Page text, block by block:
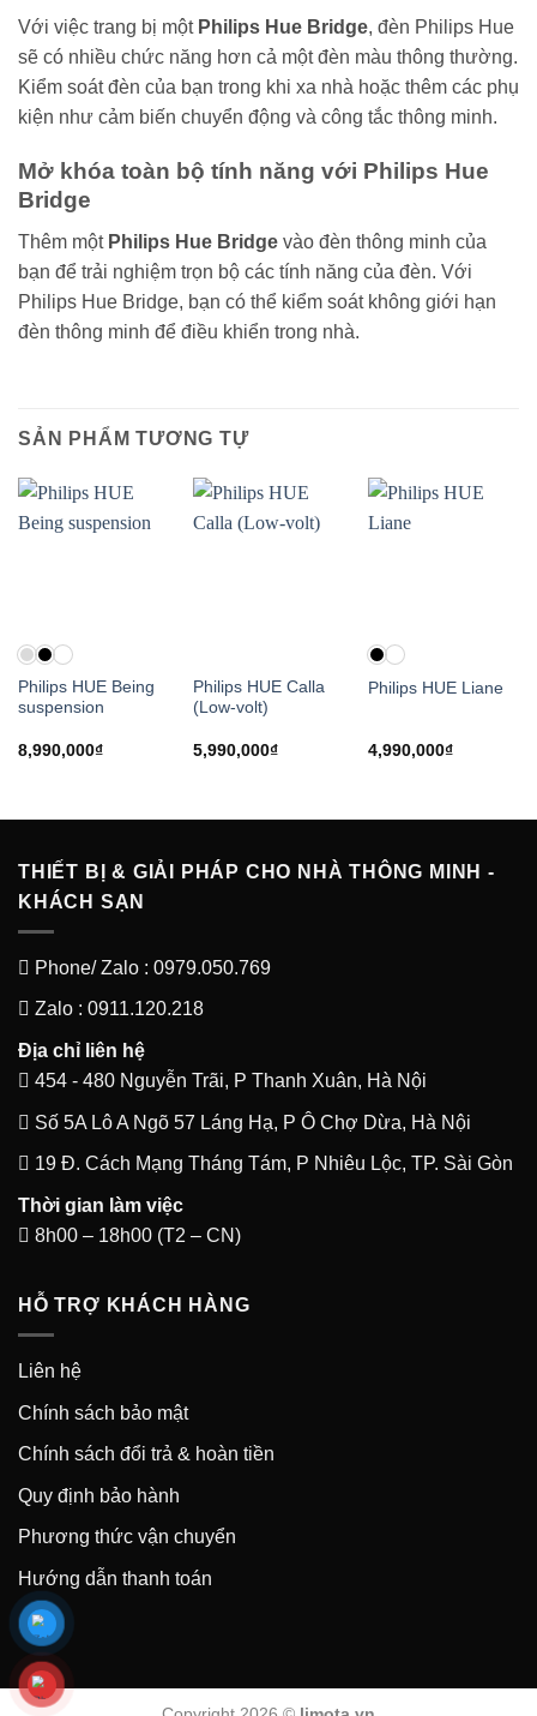
Với việc trang bị một Philips Hue Bridge, đèn Philips Hue
sẽ có nhiều chức năng hơn cả một đèn màu thông thường.
Kiểm soát đèn của bạn trong khi xa nhà hoặc thêm các phụ
kiện như cảm biến chuyển động và công tắc thông minh.
Mở khóa toàn bộ tính năng với Philips Hue
Bridge
Thêm một Philips Hue Bridge vào đèn thông minh của
bạn để trải nghiệm trọn bộ các tính năng của đèn. Với
Philips Hue Bridge, bạn có thể kiểm soát không giới hạn
đèn thông minh để điều khiển trong nhà.
SẢN PHẨM TƯƠNG TỰ
Philips HUE Being
suspension
8,990,000₫
Philips HUE Calla
(Low-volt)
5,990,000₫
Philips HUE Liane
4,990,000₫
THIẾT BỊ & GIẢI PHÁP CHO NHÀ THÔNG MINH -
KHÁCH SẠN
Phone/ Zalo : 0979.050.769
Zalo : 0911.120.218
Địa chỉ liên hệ
454 - 480 Nguyễn Trãi, P Thanh Xuân, Hà Nội
Số 5A Lô A Ngõ 57 Láng Hạ, P Ô Chợ Dừa, Hà Nội
19 Đ. Cách Mạng Tháng Tám, P Nhiêu Lộc, TP. Sài Gòn
Thời gian làm việc
8h00 – 18h00 (T2 – CN)
HỖ TRỢ KHÁCH HÀNG
Liên hệ
Chính sách bảo mật
Chính sách đổi trả & hoàn tiền
Quy định bảo hành
Phương thức vận chuyển
Hướng dẫn thanh toán